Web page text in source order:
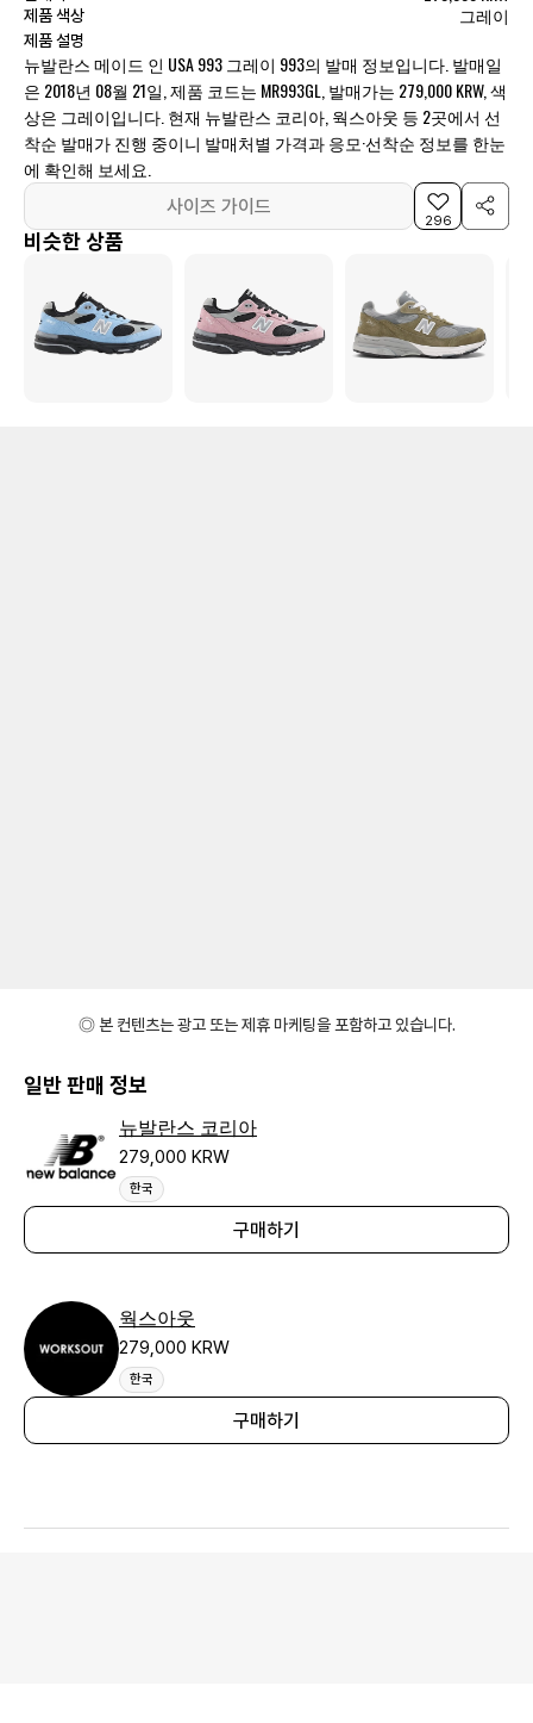
제품 색상 그레이
제품 설명
뉴발란스 메이드 인 USA 993 그레이 993의 발매 정보입니다. 발매일
은 2018년 08월 21일, 제품 코드는 MR993GL, 발매가는 279,000 KRW, 색
상은 그레이입니다. 현재 뉴발란스 코리아, 웍스아웃 등 2곳에서 선
착순 발매가 진행 중이니 발매처별 가격과 응모·선착순 정보를 한눈
에 확인해 보세요.
사이즈 가이드
296
비슷한 상품
◎ 본 컨텐츠는 광고 또는 제휴 마케팅을 포함하고 있습니다.
일반 판매 정보
뉴발란스 코리아
279,000 KRW
한국
구매하기
웍스아웃
279,000 KRW
한국
구매하기